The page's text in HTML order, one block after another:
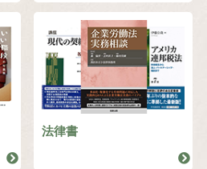
法律書